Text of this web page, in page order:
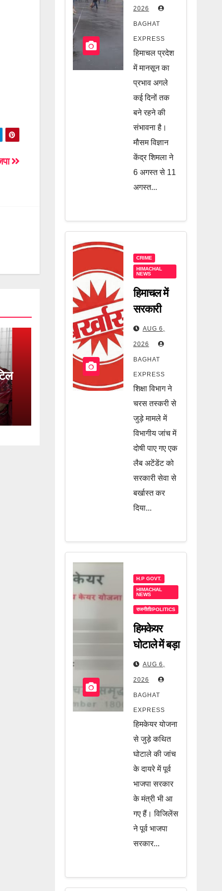
फिर सक्रिय
होगा मानसून,
कई इलाकों
पर मंडरा रहा
खतरा, जानें
पूरी खबर
2026
BAGHAT
EXPRESS
हिमाचल प्रदेश
में मानसून का
प्रभाव अगले
कई दिनों तक
बने रहने की
संभावना है।
मौसम विज्ञान
केंद्र शिमला ने
6 अगस्त से 11
अगस्त...
CRIME
HIMACHAL
NEWS
हिमाचल में
सरकारी
कर्मचारी पर
बड़ी कार्रवाई!
चरस तस्करी
मामले में
नौकरी गई,
जानें पूरी
खबर
AUG 6,
2026
BAGHAT
EXPRESS
शिक्षा विभाग ने
चरस तस्करी से
जुड़े मामले में
विभागीय जांच में
दोषी पाए गए एक
लैब अटेंडेंट को
सरकारी सेवा से
बर्खास्त कर
दिया...
H.P GOVT.
HIMACHAL
NEWS
राजनीती/POLITICS
हिमकेयर
घोटाले में बड़ा
खुलासा! अब
पूर्व भाजपा
सरकार के दो
मंत्री भी जांच
के घेरे में, जानें
पूरी खबर
AUG 6,
2026
BAGHAT
EXPRESS
हिमकेयर योजना
से जुड़े कथित
घोटाले की जांच
के दायरे में पूर्व
भाजपा सरकार
के मंत्री भी आ
गए हैं। विजिलेंस
ने पूर्व भाजपा
सरकार...